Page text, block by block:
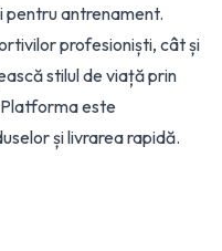
pentru antrenament.
profesioniști, cât și
stilul de viață prin
este
și livrarea rapidă.